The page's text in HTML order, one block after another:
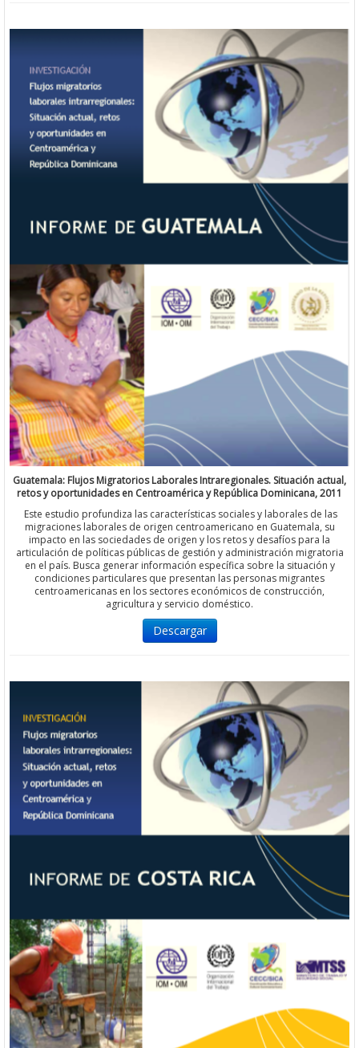
Guatemala: Flujos Migratorios Laborales Intraregionales. Situación actual,
retos y oportunidades en Centroamérica y República Dominicana, 2011
Este estudio profundiza las características sociales y laborales de las
migraciones laborales de origen centroamericano en Guatemala, su
impacto en las sociedades de origen y los retos y desafíos para la
articulación de políticas públicas de gestión y administración migratoria
en el país. Busca generar información específica sobre la situación y
condiciones particulares que presentan las personas migrantes
centroamericanas en los sectores económicos de construcción,
agricultura y servicio doméstico.
Descargar